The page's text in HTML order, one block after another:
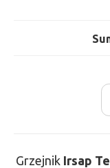
Grzejnik Irsap